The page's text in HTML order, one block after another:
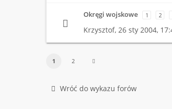
Okręgi wojskowe 1 2
Krzysztof, 26 sty 2004,
1 2
Wróć do wykazu forów